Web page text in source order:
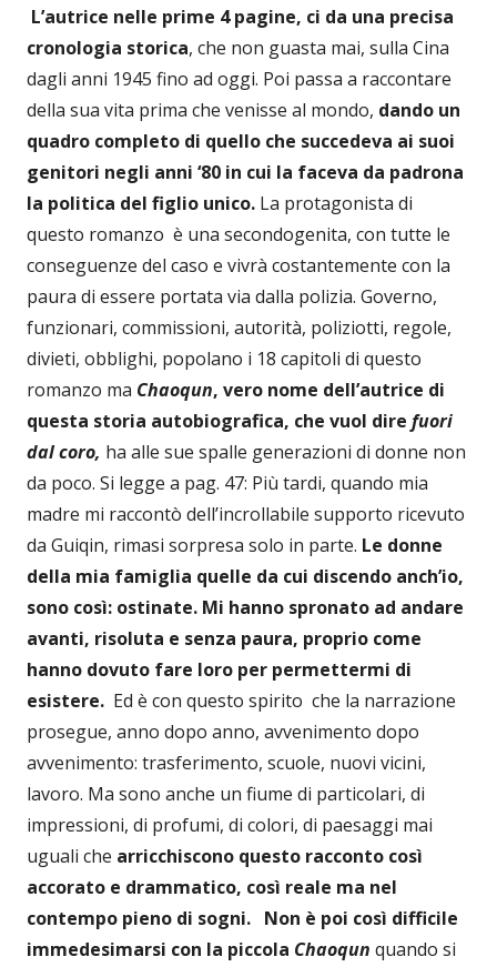
L’autrice nelle prime 4 pagine, ci da una precisa
cronologia storica, che non guasta mai, sulla Cina
dagli anni 1945 fino ad oggi. Poi passa a raccontare
della sua vita prima che venisse al mondo, dando un
quadro completo di quello che succedeva ai suoi
genitori negli anni ‘80 in cui la faceva da padrona
la politica del figlio unico. La protagonista di
questo romanzo è una secondogenita, con tutte le
conseguenze del caso e vivrà costantemente con la
paura di essere portata via dalla polizia. Governo,
funzionari, commissioni, autorità, poliziotti, regole,
divieti, obblighi, popolano i 18 capitoli di questo
romanzo ma Chaoqun, vero nome dell’autrice di
questa storia autobiografica, che vuol dire fuori
dal coro, ha alle sue spalle generazioni di donne non
da poco. Si legge a pag. 47: Più tardi, quando mia
madre mi raccontò dell’incrollabile supporto ricevuto
da Guiqin, rimasi sorpresa solo in parte. Le donne
della mia famiglia quelle da cui discendo anch’io,
sono così: ostinate. Mi hanno spronato ad andare
avanti, risoluta e senza paura, proprio come
hanno dovuto fare loro per permettermi di
esistere. Ed è con questo spirito che la narrazione
prosegue, anno dopo anno, avvenimento dopo
avvenimento: trasferimento, scuole, nuovi vicini,
lavoro. Ma sono anche un fiume di particolari, di
impressioni, di profumi, di colori, di paesaggi mai
uguali che arricchiscono questo racconto così
accorato e drammatico, così reale ma nel
contempo pieno di sogni. Non è poi così difficile
immedesimarsi con la piccola Chaoqun quando si